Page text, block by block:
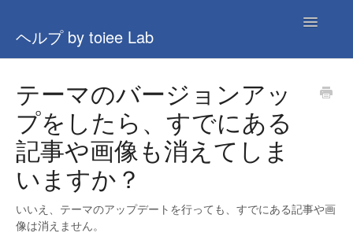
ヘルプ by toiee Lab
Toggle
AI関連
ナレッジ(旧)
テーマのバージョンアッ
プをしたら、すでにある
記事や画像も消えてしま
いますか？
いいえ、テーマのアップデートを行っても、すでにある記事や画
像は消えません。